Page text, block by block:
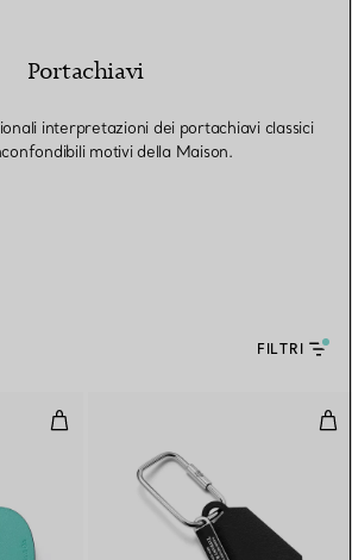
Portachiavi
interpretazioni dei portachiavi classici
motivi della Maison.
FILTRI
Moschettone Heart Tag in pelle